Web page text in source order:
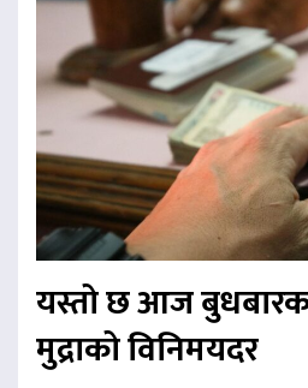
यस्तो छ आज
मुद्राको विनिमयदर